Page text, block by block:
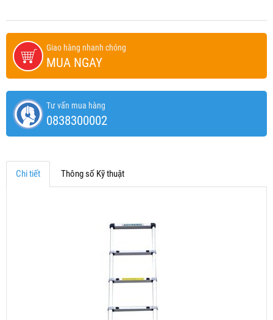
Giao hàng nhanh chóng
MUA NGAY
Tư vấn mua hàng
0838300002
Chi tiết Thông số Kỹ thuật